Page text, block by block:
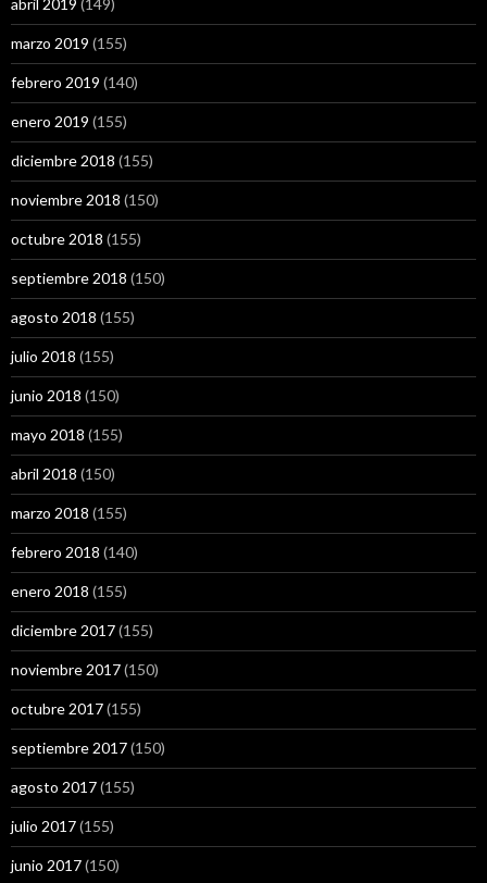
abril 2019 (149)
marzo 2019 (155)
febrero 2019 (140)
enero 2019 (155)
diciembre 2018 (155)
noviembre 2018 (150)
octubre 2018 (155)
septiembre 2018 (150)
agosto 2018 (155)
julio 2018 (155)
junio 2018 (150)
mayo 2018 (155)
abril 2018 (150)
marzo 2018 (155)
febrero 2018 (140)
enero 2018 (155)
diciembre 2017(155)
noviembre 2017(150)
octubre 2017(155)
septiembre 2017(150)
agosto 2017(155)
julio 2017(155)
junio 2017(150)